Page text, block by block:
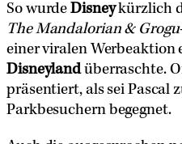
So wurdeDisneykürzlich
The Mandalorian & Grogu
einer viralen Werbeaktion
Disneylandüberraschte.
präsentiert, als sei Pascal
Parkbesuchern begegnet.